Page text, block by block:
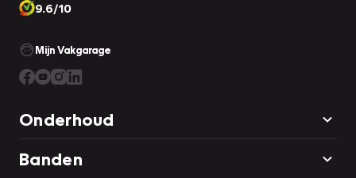
9.6/10
Mijn Vakgarage
Onderhoud
Banden